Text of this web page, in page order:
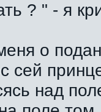
? " - я
о
сей
над